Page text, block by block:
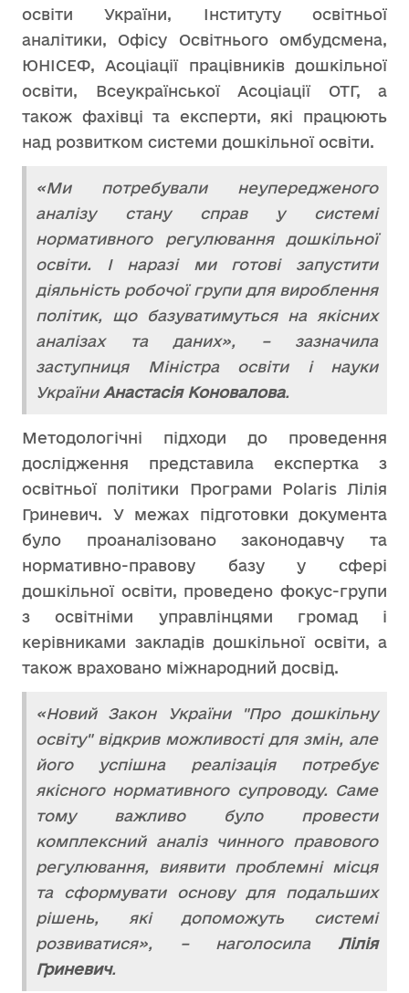
освіти України, Інституту освітньої
аналітики, Офісу Освітнього омбудсмена,
ЮНІСЕФ, Асоціації працівників дошкільної
освіти, Всеукраїнської Асоціації ОТГ, а
також фахівці та експерти, які працюють
над розвитком системи дошкільної освіти.
«Ми потребували неупередженого
аналізу стану справ у системі
нормативного регулювання дошкільної
освіти. І наразі ми готові запустити
діяльність робочої групи для вироблення
політик, що базуватимуться на якісних
аналізах та даних», – зазначила
заступниця Міністра освіти і науки
України Анастасія Коновалова.
Методологічні підходи до проведення
дослідження представила експертка з
освітньої політики Програми Polaris Лілія
Гриневич. У межах підготовки документа
було проаналізовано законодавчу та
нормативно-правову базу у сфері
дошкільної освіти, проведено фокус-групи
з освітніми управлінцями громад і
керівниками закладів дошкільної освіти, а
також враховано міжнародний досвід.
«Новий Закон України "Про дошкільну
освіту" відкрив можливості для змін, але
його успішна реалізація потребує
якісного нормативного супроводу. Саме
тому важливо було провести
комплексний аналіз чинного правового
регулювання, виявити проблемні місця
та сформувати основу для подальших
рішень, які допоможуть системі
розвиватися», – наголосила Лілія
Гриневич.